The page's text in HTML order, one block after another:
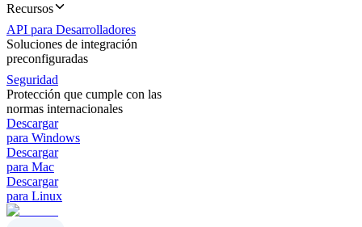
Recursos
API para Desarrolladores
Soluciones de integración
preconfiguradas
Seguridad
Protección que cumple con las
normas internacionales
Descargar
para Windows
Descargar
para Mac
Descargar
para Linux